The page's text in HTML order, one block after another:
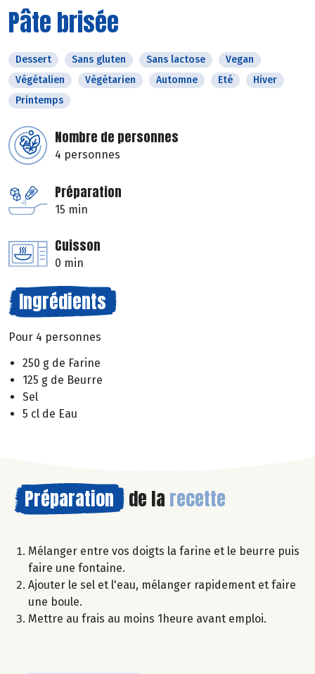
Pâte brisée
Dessert Sans gluten Sans lactose
Vegan
Végétalien
Végétarien Automne Eté
Hiver
Printemps
Nombre de personnes
4 personnes
Préparation
15 min
Cuisson
0 min
Ingrédients
Pour 4 personnes
250 g de Farine
125 g de Beurre
Sel
5 cl de Eau
Préparation de la recette
Mélanger entre vos doigts la farine et le beurre puis
faire une fontaine.
Ajouter le sel et l'eau, mélanger rapidement et faire
une boule.
Mettre au frais au moins 1heure avant emploi.